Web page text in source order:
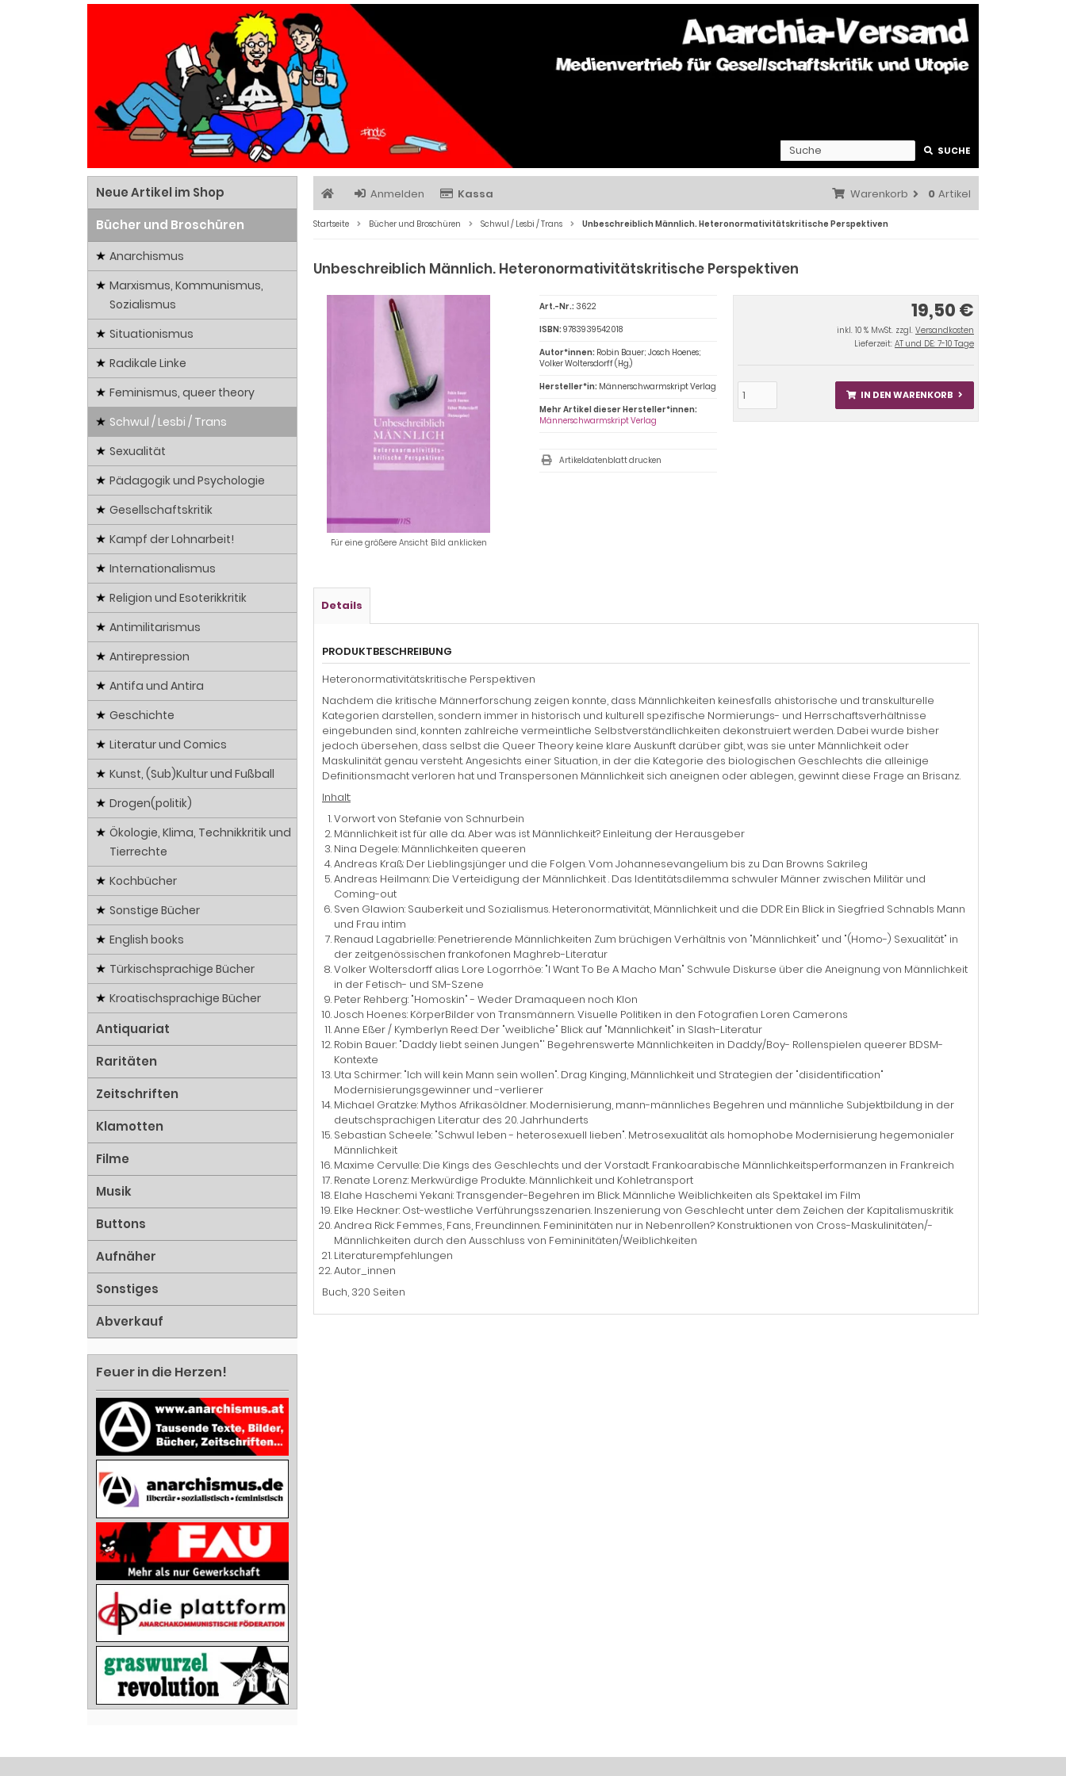
SUCHE
Anmelden Kassa Warenkorb 0 Artikel
Startseite Bücher und Broschüren Schwul / Lesbi / Trans Unbeschreiblich Männlich. Heteronormativitätskritische Perspektiven
Unbeschreiblich Männlich. Heteronormativitätskritische Perspektiven
Für eine größere Ansicht Bild anklicken
19,50 €
inkl. 10 % MwSt. zzgl. Versandkosten
Lieferzeit: AT und DE: 7-10 Tage
IN DEN WARENKORB
Art.-Nr.: 3622
ISBN:9783939542018
Autor*innen: Robin Bauer; Josch Hoenes;
Volker Woltersdorff (Hg.)
Hersteller*in: Männerschwarmskript Verlag
Mehr Artikel dieser Hersteller*innen:
Männerschwarmskript Verlag
Artikeldatenblatt drucken
Details
PRODUKTBESCHREIBUNG
Heteronormativitätskritische Perspektiven
Nachdem die kritische Männerforschung zeigen konnte, dass Männlichkeiten keinesfalls ahistorische und transkulturelle
Kategorien darstellen, sondern immer in historisch und kulturell spezifische Normierungs- und Herrschaftsverhältnisse
eingebunden sind, konnten zahlreiche vermeintliche Selbstverständlichkeiten dekonstruiert werden. Dabei wurde bisher
jedoch übersehen, dass selbst die Queer Theory keine klare Auskunft darüber gibt, was sie unter Männlichkeit oder
Maskulinität genau versteht. Angesichts einer Situation, in der die Kategorie des biologischen Geschlechts die alleinige
Definitionsmacht verloren hat und Transpersonen Männlichkeit sich aneignen oder ablegen, gewinnt diese Frage an Brisanz.
Inhalt:
Vorwort von Stefanie von Schnurbein
Männlichkeit ist für alle da. Aber was ist Männlichkeit? Einleitung der Herausgeber
Nina Degele: Männlichkeiten queeren
Andreas Kraß: Der Lieblingsjünger und die Folgen. Vom Johannesevangelium bis zu Dan Browns Sakrileg
Andreas Heilmann: Die Verteidigung der Männlichkeit . Das Identitätsdilemma schwuler Männer zwischen Militär und
Coming-out
Sven Glawion: Sauberkeit und Sozialismus. Heteronormativität, Männlichkeit und die DDR: Ein Blick in Siegfried Schnabls Mann
und Frau intim
Renaud Lagabrielle: Penetrierende Männlichkeiten Zum brüchigen Verhältnis von "Männlichkeit" und "(Homo-) Sexualität" in
der zeitgenössischen frankofonen Maghreb-Literatur
Volker Woltersdorff alias Lore Logorrhöe: "I Want To Be A Macho Man" Schwule Diskurse über die Aneignung von Männlichkeit
in der Fetisch- und SM-Szene
Peter Rehberg: "Homoskin" - Weder Dramaqueen noch Klon
Josch Hoenes: KörperBilder von Transmännern. Visuelle Politiken in den Fotografien Loren Camerons
Anne Eßer / Kymberlyn Reed: Der "weibliche" Blick auf "Männlichkeit" in Slash-Literatur
Robin Bauer: "Daddy liebt seinen Jungen"' Begehrenswerte Männlichkeiten in Daddy/Boy- Rollenspielen queerer BDSM-
Kontexte
Uta Schirmer: "Ich will kein Mann sein wollen". Drag Kinging, Männlichkeit und Strategien der "disidentification"
Modernisierungsgewinner und -verlierer
Michael Gratzke: Mythos Afrikasöldner. Modernisierung, mann-männliches Begehren und männliche Subjektbildung in der
deutschsprachigen Literatur des 20. Jahrhunderts
Sebastian Scheele: "Schwul leben - heterosexuell lieben". Metrosexualität als homophobe Modernisierung hegemonialer
Männlichkeit
Maxime Cervulle: Die Kings des Geschlechts und der Vorstadt. Frankoarabische Männlichkeitsperformanzen in Frankreich
Renate Lorenz: Merkwürdige Produkte. Männlichkeit und Kohletransport
Elahe Haschemi Yekani: Transgender-Begehren im Blick. Männliche Weiblichkeiten als Spektakel im Film
Elke Heckner: Ost-westliche Verführungsszenarien. Inszenierung von Geschlecht unter dem Zeichen der Kapitalismuskritik
Andrea Rick: Femmes, Fans, Freundinnen. Femininitäten nur in Nebenrollen? Konstruktionen von Cross-Maskulinitäten/-
Männlichkeiten durch den Ausschluss von Femininitäten/Weiblichkeiten
Literaturempfehlungen
Autor_innen
Buch, 320 Seiten
Neue Artikel im Shop
Bücher und Broschüren
Anarchismus
Marxismus, Kommunismus,
Sozialismus
Situationismus
Radikale Linke
Feminismus, queer theory
Schwul / Lesbi / Trans
Sexualität
Pädagogik und Psychologie
Gesellschaftskritik
Kampf der Lohnarbeit!
Internationalismus
Religion und Esoterikkritik
Antimilitarismus
Antirepression
Antifa und Antira
Geschichte
Literatur und Comics
Kunst, (Sub)Kultur und Fußball
Drogen(politik)
Ökologie, Klima, Technikkritik und
Tierrechte
Kochbücher
Sonstige Bücher
English books
Türkischsprachige Bücher
Kroatischsprachige Bücher
Antiquariat
Raritäten
Zeitschriften
Klamotten
Filme
Musik
Buttons
Aufnäher
Sonstiges
Abverkauf
Feuer in die Herzen!